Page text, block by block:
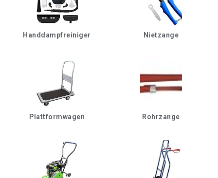
Handdampfreiniger Nietzange
Plattformwagen Rohrzange